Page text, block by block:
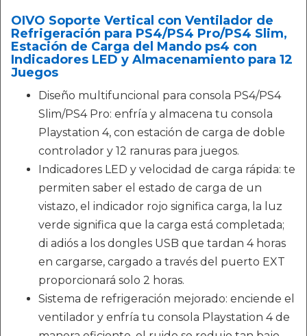
OIVO Soporte Vertical con Ventilador de
Refrigeración para PS4/PS4 Pro/PS4 Slim,
Estación de Carga del Mando ps4 con
Indicadores LED y Almacenamiento para 12
Juegos
Diseño multifuncional para consola PS4/PS4
Slim/PS4 Pro: enfría y almacena tu consola
Playstation 4, con estación de carga de doble
controlador y 12 ranuras para juegos.
Indicadores LED y velocidad de carga rápida: te
permiten saber el estado de carga de un
vistazo, el indicador rojo significa carga, la luz
verde significa que la carga está completada;
di adiós a los dongles USB que tardan 4 horas
en cargarse, cargado a través del puerto EXT
proporcionará solo 2 horas.
Sistema de refrigeración mejorado: enciende el
ventilador y enfría tu consola Playstation 4 de